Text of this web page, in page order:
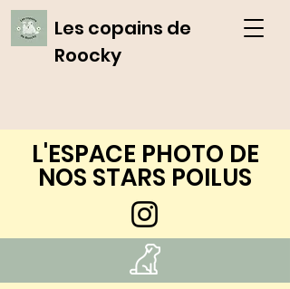
Les copains de
Roocky
L'ESPACE PHOTO DE
NOS STARS POILUS